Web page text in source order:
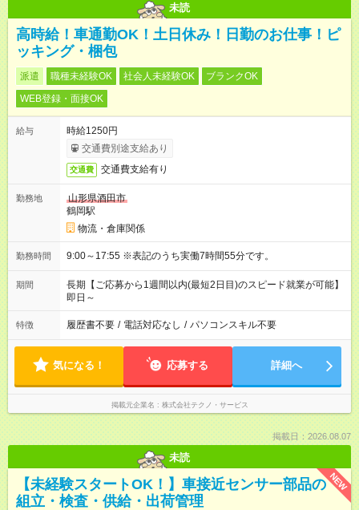
未読
高時給！車通勤OK！土日休み！日勤のお仕事！ピ
ッキング・梱包
派遣 職種未経験OK 社会人未経験OK
ブランクOK
WEB登録・面接OK
給与
時給1250円
交通費別途支給あり
交通費 交通費支給有り
勤務地
山形県酒田市
鶴岡駅
物流・倉庫関係
勤務時間 9:00～17:55 ※表記のうち実働7時間55分です。
期間
長期【ご応募から1週間以内(最短2日目)のスピード就業が可能】
即日～
特徴 履歴書不要 / 電話対応なし / パソコンスキル不要
気になる！ 応募する 詳細へ
掲載元企業名 株式会社テクノ・サービス
掲載日：2026.08.07
未読
NEW
【未経験スタートOK！】車接近センサー部品の
組立・検査・供給・出荷管理